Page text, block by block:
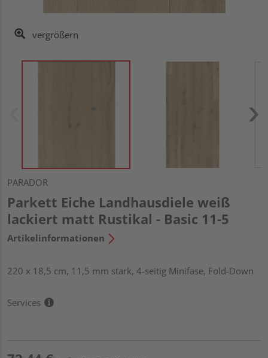
vergrößern
PARADOR
Parkett Eiche Landhausdiele weiß
lackiert matt Rustikal - Basic 11-5
Artikelinformationen
220 x 18,5 cm, 11,5 mm stark, 4-seitig Minifase, Fold-Down
Services